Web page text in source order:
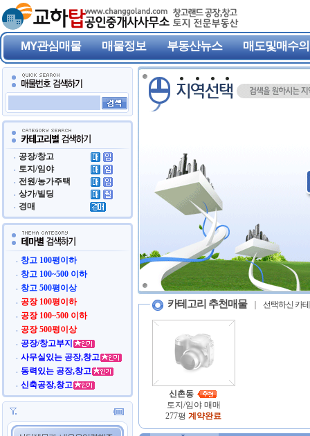
MY관심매물 매물정보 부동산뉴스 매도및매수
공장/창고
토지/임야
전원/농가주택
상가/빌딩
경매
창고 100평이하
창고 100~500 이하
창고 500평이상
공장 100평이하
공장 100~500 이하
공장 500평이상
공장/창고부지
사무실있는 공장,창고
동력있는 공장,창고
신축공장,창고
카테고리 추천매물 선택하신 카
신촌동
토지/임야 매매
277평 계약완료